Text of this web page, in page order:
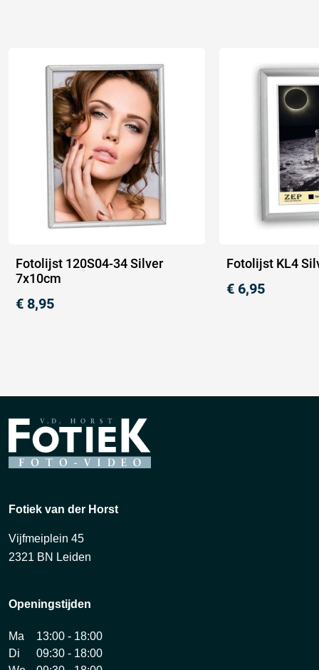
Fotolijst 120S04-34 Silver
7x10cm
€ 8,95
Fotolijst KL4
€ 6,95
Fotiek van der Horst
Vijfmeiplein 45
2321 BN Leiden
Openingstijden
Ma
13:00 - 18:00
Di
09:30 - 18:00